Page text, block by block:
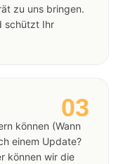
zu uns bringen.
schützt Ihr
03
können (Wann
einem Update?
können wir die